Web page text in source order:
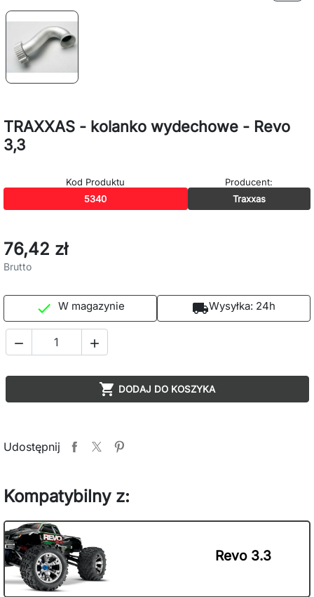
TRAXXAS - kolanko wydechowe - Revo
3,3
Kod Produktu
5340
Producent:
Traxxas
76,42 zł
Brutto
 W magazynie local_shippingWysyłka: 24h
 
 DODAJ DO KOSZYKA
Udostępnij
Kompatybilny z:
Revo 3.3